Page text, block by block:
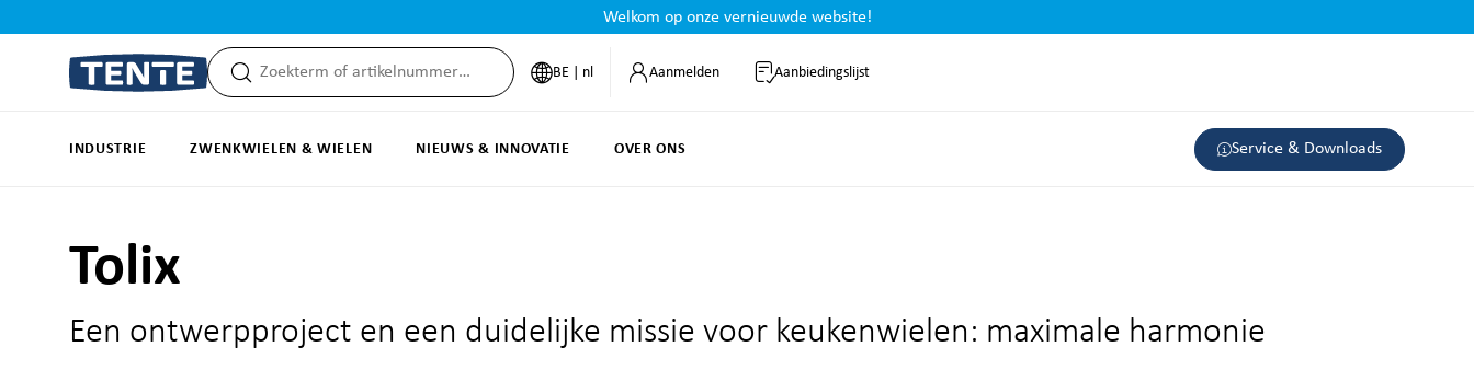
Welkom op onze vernieuwde website!
BE | nl Aanmelden Aanbiedingslijst
INDUSTRIE ZWENKWIELEN & WIELEN NIEUWS & INNOVATIE OVER ONS Service & Downloads
Tolix
Een ontwerpproject en een duidelijke missie voor keukenwielen: maximale harmonie